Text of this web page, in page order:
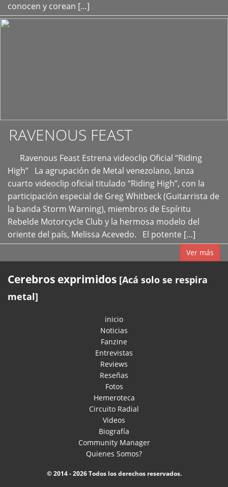
conocen y corean […]
RAVENOUS FEAST
Ravenous Feast Estrena videoclip Oficial “Riding
High” La agrupación de Metal venezolano, lanza
cuarto videoclip oficial titulado “Riding High”, con la
participación especial de Greg Whitbeck (Guitarrista de
la banda Storm Warning), miembros de Espíritu
Rebelde Motorcycle Club y la hermosa modelo del
oriente del país, Melissa Acevedo. El potente […]
Ver más
Cerebros exprimidos [Acá solo se respira
metal]
inicio
Noticias
Fanzine
Entrevistas
Reviews
Reseñas
Fotos
Hemeroteca
Circuito Radial
Videos
Biografía
Community Manager
Quienes Somos?
© 2014 - 2026 Todos los derechos reservados.